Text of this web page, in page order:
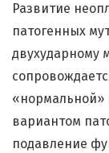
Развитие
патогенных
двухударному
«нормальной»
вариантом
подавление